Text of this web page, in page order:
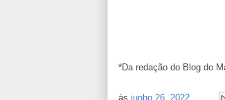
*Da redação do Blog do
às junho 26, 2022